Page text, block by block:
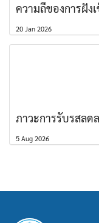
ความถี่ของการฝัง
20 Jan 2026
ภาวะการรับรสลด
5 Aug 2026